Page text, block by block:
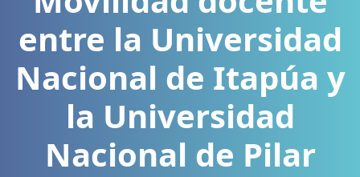
entre la Universidad
Nacional de Itapúa y
la Universidad
Nacional de Pilar